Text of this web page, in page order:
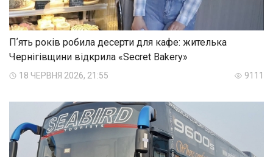
Пʼять років робила десерти для кафе: жителька
Чернігівщини відкрила «Secret Bakery»
18 ЧЕРВНЯ 2026, 21:55 9111